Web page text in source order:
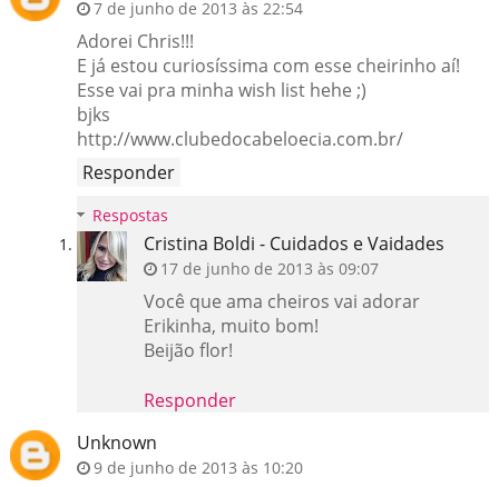
7 de junho de 2013 às 22:54
Adorei Chris!!!
E já estou curiosíssima com esse cheirinho aí!
Esse vai pra minha wish list hehe ;)
bjks
http://www.clubedocabeloecia.com.br/
Responder
Respostas
Cristina Boldi - Cuidados e Vaidades
17 de junho de 2013 às 09:07
Você que ama cheiros vai adorar
Erikinha, muito bom!
Beijão flor!
Responder
Unknown
9 de junho de 2013 às 10:20